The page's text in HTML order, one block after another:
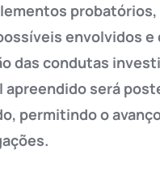
envolvidos e
das condutas
apreendido será
permitindo o